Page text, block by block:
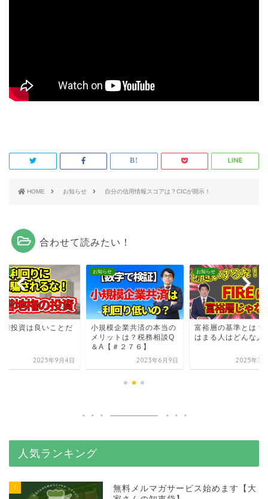
HOME お知らせ 自分の信用情報スコアは？CICが開示！
合わせて読みたい！
権投資は良いことだ
2025年9月4日
お知らせ
小規模企業共済の本当の
メリットは？税務相談Q
＆A【＃２７６】
2023年6月9日
お知らせ
富裕層の基準とは？
はまる人はどんな人
2025年3
人気ランキング
1
無料メルマガサービス始めます【大